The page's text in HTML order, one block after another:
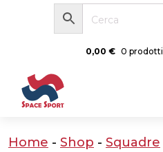
0,00 € 0 prodotti
Home - Shop - Squadre